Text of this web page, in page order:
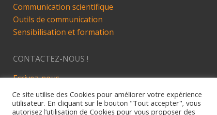
Communication scientifique
Outils de communication
Sensibilisation et formation
CONTACTEZ-NOUS !
Ecrivez-nous
LinkedIn
Ce site utilise des Cookies pour améliorer votre expérience
utilisateur. En cliquant sur le bouton "Tout accepter", vous
autorisez l’utilisation de Cookies pour vous proposer des